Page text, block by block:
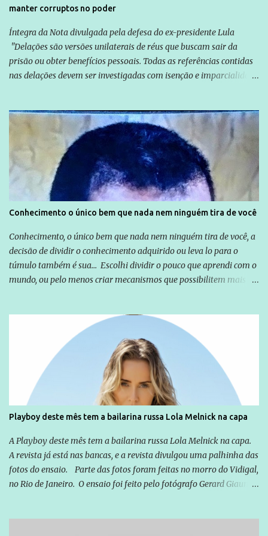
manter corruptos no poder
Íntegra da Nota divulgada pela defesa do ex-presidente Lula
"Delações são versões unilaterais de réus que buscam sair da
prisão ou obter benefícios pessoais. Todas as referências contidas
nas delações devem ser investigadas com isenção e imparcialidade
Globo manteve com o Grupo Odebrecht, citada na delação de
Emílio Odebrecht. Lula sempre atuou para promover o Brasil no
exterior, e não para promover determinadas empresas ou
empresários" Assina a nota o advogado Cristiano Zanin Martins
Conhecimento o único bem que nada nem ninguém tira de você
Conhecimento, o único bem que nada nem ninguém tira de você, a
decisão de dividir o conhecimento adquirido ou leva lo para o
túmulo também é sua... Escolhi dividir o pouco que aprendi com o
mundo, ou pelo menos criar mecanismos que possibilitem mais e
empreendedor da comunicação, que além de informação
cotidiana, corriqueira e cada vez mais preocupantes, do tipo que
você já esta acostumado a ver neste espaço, vou trabalhar a ideia
que possibilite distribuir não só informações, mas que gere de
forma consistente a riqueza do conhecimento... Exemplo: o
cidadão brasileiro não precisa só ser informado sobre operações
da Lava Jato, Reformas que podem retirar ou não direitos, ou
quem vai ser preso ou não; é preciso levar até as pessoas, do mais
simples ao mais burguês, o que diz a nossa Constituição, quais são
seus direitos e deveres em ...
Playboy deste mês tem a bailarina russa Lola Melnick na capa
A Playboy deste mês tem a bailarina russa Lola Melnick na capa.
A revista já está nas bancas, e a revista divulgou uma palhinha das
fotos do ensaio. Parte das fotos foram feitas no morro do Vidigal,
no Rio de Janeiro. O ensaio foi feito pelo fotógrafo Gerard Giaume